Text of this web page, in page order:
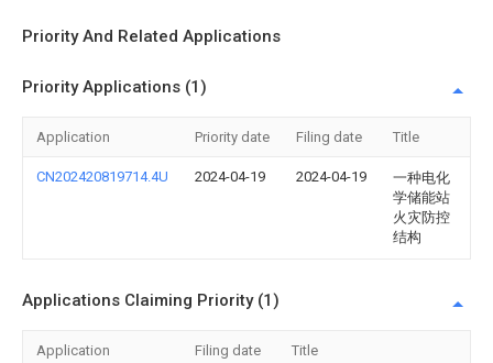
Priority And Related Applications
Priority Applications (1)
Application Priority date Filing date Title
CN202420819714.4U 2024-04-19 2024-04-19
一种电化
学储能站
火灾防控
结构
Applications Claiming Priority (1)
Application Filing date Title